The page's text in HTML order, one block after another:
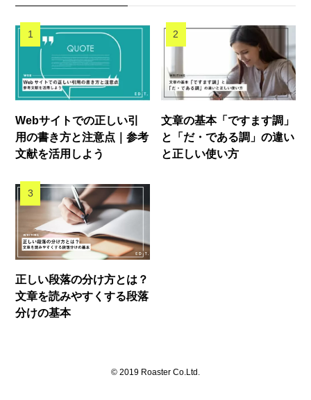
Webサイトでの正しい引
用の書き方と注意点｜参考
文献を活用しよう
文章の基本「ですます調」
と「だ・である調」の違い
と正しい使い方
正しい段落の分け方とは？
文章を読みやすくする段落
分けの基本
© 2019 Roaster Co.Ltd.